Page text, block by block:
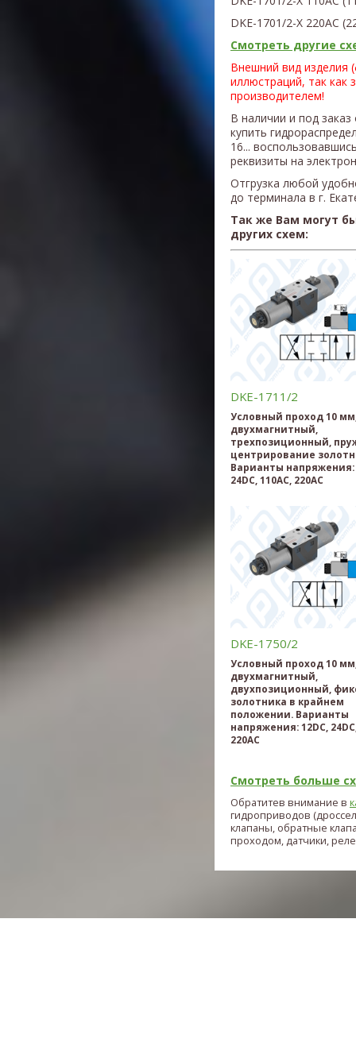
DKE-1701/2-X 220AC
Смотреть другие
Внешний вид изделия
иллюстраций, так как
производителем!
В наличии и под
купить
16...
реквизиты на
Отгрузка любой
до терминала в г.
Так же Вам могут
других схем:
DKE-1711/2
Условный проход 10
двухмагнитный,
трехпозиционный,
центрирование
Варианты напряжения:
24DC, 110AC, 220AC
DKE-1750/2
Условный проход 10
двухмагнитный,
двухпозиционный,
золотника в крайнем
положении. Варианты
напряжения: 12DC,
220AC
Смотреть больше
Обратитев внимание в
гидроприводов
клапаны, обратные
проходом, датчики, реле